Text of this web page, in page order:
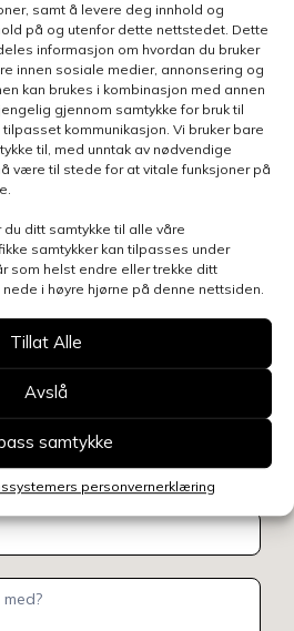
samt å levere deg innhold og
på og utenfor dette nettstedet. Dette
informasjon om hvordan du bruker
innen sosiale medier, annonsering og
kan brukes i kombinasjon med annen
gjennom samtykke for bruk til
kommunikasjon. Vi bruker bare
til, med unntak av nødvendige
være til stede for at vitale funksjoner på
ditt samtykke til alle våre
samtykker kan tilpasses under
som helst endre eller trekke ditt
i høyre hjørne på denne nettsiden.
Tillat Alle
Avslå
samtykke
personvernerklæring
å gjøre en henvendelse
så blir du kontaktet
her for å se oversikt over